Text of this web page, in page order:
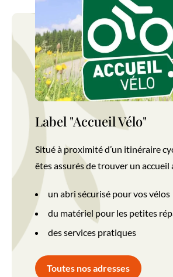
Label accueil vélo Terre d'Argence
Label "Accueil Vélo"
Situé à proximité d’un itinéraire
êtes assurés de trouver un accueil
un abri sécurisé pour vos vélos
du matériel pour les petites
des services pratiques
Toutes nos adresses